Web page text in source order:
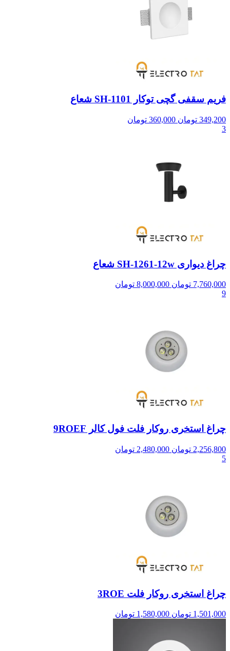
فریم سقفی گچی توکار SH-1101 شعاع
349,200 تومان 360,000 تومان
3
چراغ دیواری SH-1261-12w شعاع
7,760,000 تومان 8,000,000 تومان
9
چراغ استخری روکار فلت فول کالر 9ROEF
2,256,800 تومان 2,480,000 تومان
5
چراغ استخری روکار فلت 3ROE
1,501,000 تومان 1,580,000 تومان